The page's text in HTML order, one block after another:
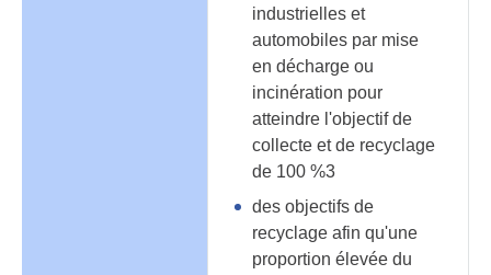
industrielles et
automobiles par mise
en décharge ou
incinération pour
atteindre l'objectif de
collecte et de recyclage
de 100 %3
des objectifs de
recyclage afin qu'une
proportion élevée du